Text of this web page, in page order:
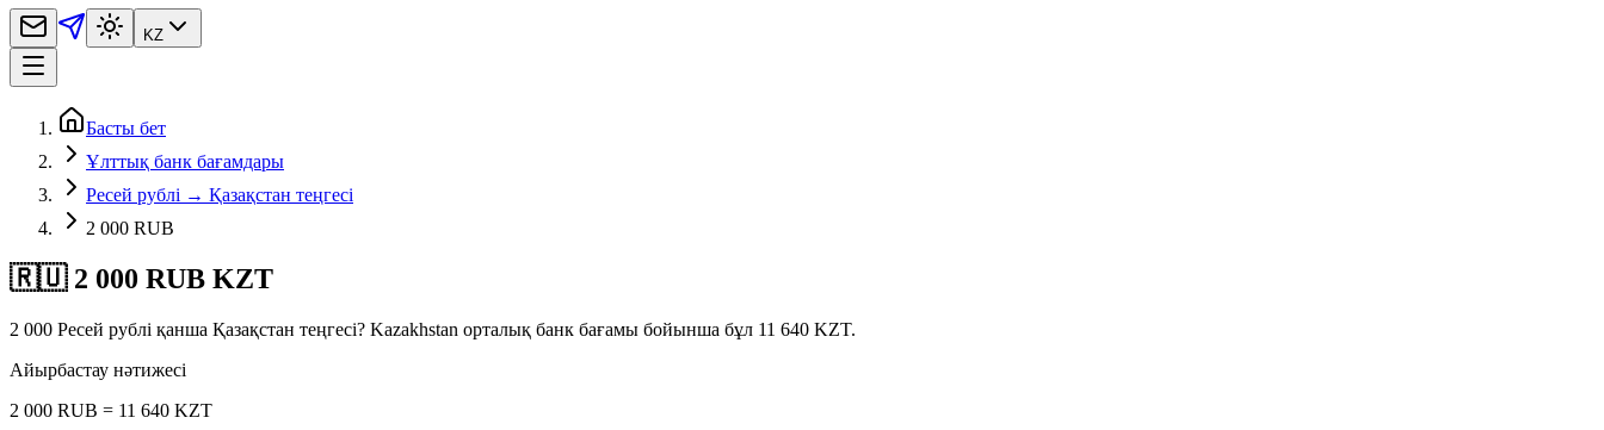
KZ
Басты бет
Ұлттық банк бағамдары
Ресей рублі → Қазақстан теңгесі
2 000 RUB
🇷🇺 2 000 RUB KZT
2 000 Ресей рублі қанша Қазақстан теңгесі? Kazakhstan орталық банк бағамы бойынша бұл 11 640 KZT.
Айырбастау нәтижесі
2 000 RUB = 11 640 KZT